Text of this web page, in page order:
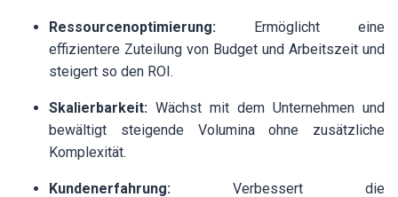
Ressourcenoptimierung: Ermöglicht eine
effizientere Zuteilung von Budget und Arbeitszeit und
steigert so den ROI.
Skalierbarkeit: Wächst mit dem Unternehmen und
bewältigt steigende Volumina ohne zusätzliche
Komplexität.
Kundenerfahrung: Verbessert die